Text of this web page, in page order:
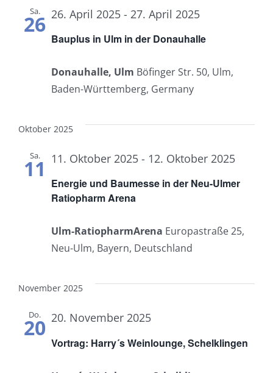
Sa.
26
Bauplus in Ulm in der Donauhalle
26. April 2025 - 27. April 2025
Donauhalle, Ulm Böfinger Str. 50, Ulm,
Baden-Württemberg, Germany
Oktober 2025
Sa.
11
Energie und Baumesse in der Neu-Ulmer
Ratiopharm Arena
11. Oktober 2025 - 12. Oktober 2025
Ulm-RatiopharmArena Europastraße 25,
Neu-Ulm, Bayern, Deutschland
November 2025
Do.
20
Vortrag: Harry´s Weinlounge, Schelklingen
20. November 2025